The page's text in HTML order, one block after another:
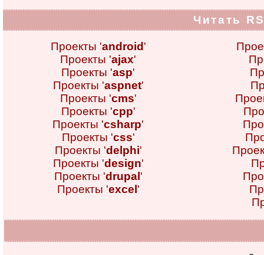
Читать
Проекты 'android '
Проекты 'ajax'
Проекты 'asp'
Проекты 'aspnet'
Проекты 'cms'
Проекты 'cpp'
Проекты 'csharp'
Проекты 'css'
Проекты 'delphi'
Проекты 'design'
Проекты 'drupal '
Проекты 'excel '